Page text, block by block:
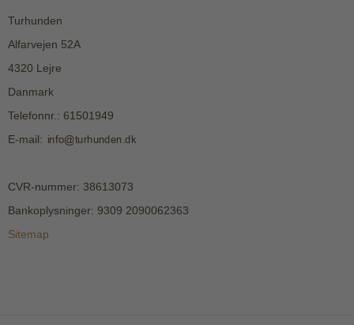
Turhunden
Alfarvejen 52A
4320 Lejre
Danmark
Telefonnr. : 61501949
E-mail:
CVR-nummer: 38613073
Bankoplysninger: 9309 2090062363
Sitemap